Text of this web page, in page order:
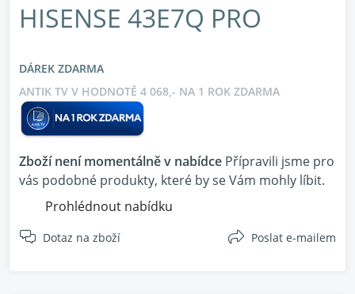
HISENSE 43E7Q PRO
DÁREK ZDARMA
ANTIK TV V HODNOTĚ 4 068,- NA 1 ROK ZDARMA
Zboží není momentálně v nabídce Přípravili jsme pro
vás podobné produkty, které by se Vám mohly líbit.
Prohlédnout nabídku
Dotaz na zboží Poslat e-mailem